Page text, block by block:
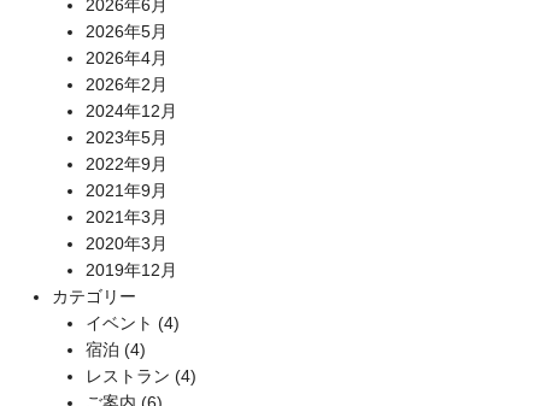
2026年6月
2026年5月
2026年4月
2026年2月
2024年12月
2023年5月
2022年9月
2021年9月
2021年3月
2020年3月
2019年12月
カテゴリー
イベント (4)
宿泊 (4)
レストラン (4)
ご案内 (6)